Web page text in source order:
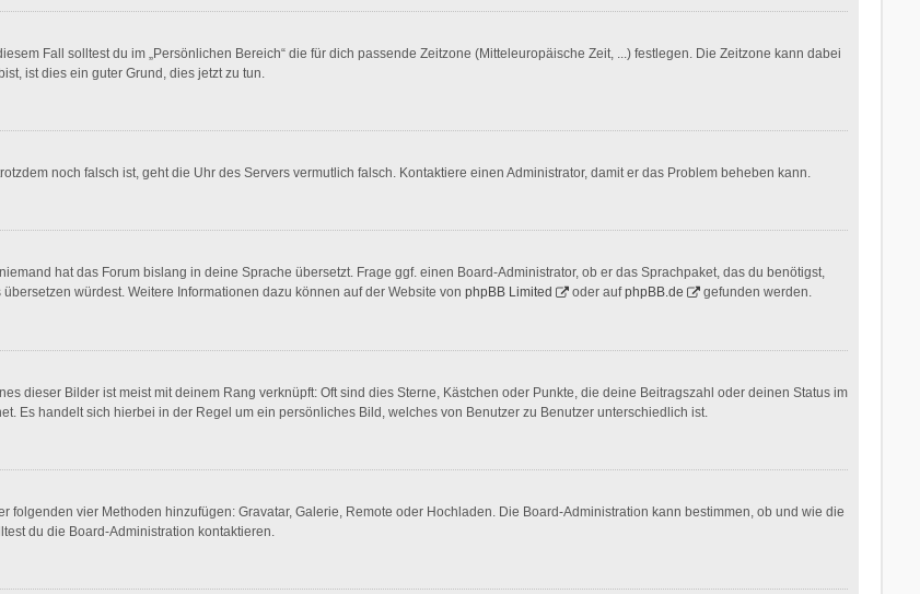
Fall solltest du im „Persönlichen Bereich“ die für dich passende Zeitzone (Mitteleuropäische Zeit, ...) festlegen. Die Zeitzone kann dabei
ist dies ein guter Grund, dies jetzt zu tun.
noch falsch ist, geht die Uhr des Servers vermutlich falsch. Kontaktiere einen Administrator, damit er das Problem beheben kann.
hat das Forum bislang in deine Sprache übersetzt. Frage ggf. einen Board-Administrator, ob er das Sprachpaket, das du benötigst,
würdest. Weitere Informationen dazu können auf der Website von phpBB Limited oder aufphpBB.de gefunden werden.
dieser Bilder ist meist mit deinem Rang verknüpft: Oft sind dies Sterne, Kästchen oder Punkte, die deine Beitragszahl oder deinen Status im
Es handelt sich hierbei in der Regel um ein persönliches Bild, welches von Benutzer zu Benutzer unterschiedlich ist.
folgenden vier Methoden hinzufügen: Gravatar, Galerie, Remote oder Hochladen. Die Board-Administration kann bestimmen, ob und wie die
du die Board-Administration kontaktieren.